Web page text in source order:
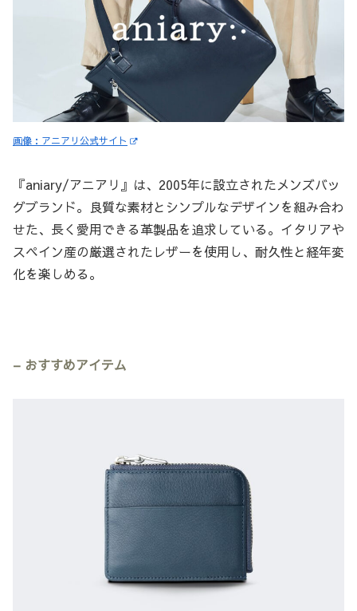
画像：アニアリ公式サイト
『aniary/アニアリ』は、2005年に設立されたメンズバッ
グブランド。良質な素材とシンプルなデザインを組み合わ
せた、長く愛用できる革製品を追求している。イタリアや
スペイン産の厳選されたレザーを使用し、耐久性と経年変
化を楽しめる。
– おすすめアイテム